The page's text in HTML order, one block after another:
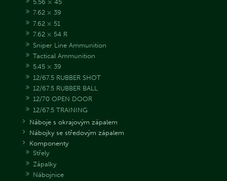
5.56 × 45
7.62 × 39
7.62 × 51
7.62 × 54 R
Sniper Line Ammunition
Tactical Ammunition
5.45 × 39
12/67.5 RUBBER SHOT
12/67.5 RUBBER BALL
12/70 OPEN DOOR
12/67.5 TRAINING
Náboje s okrajovým zápalem
Nábojky se středovým zápalem
Komponenty
Střely
Zápalky
Nábojnice